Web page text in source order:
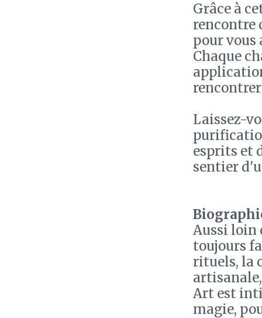
Grâce à
rencontre
pour vous
Chaque
Laissez-
esprits et
sentier
Aussi loin
toujours
rituels, la
Art est
magie,